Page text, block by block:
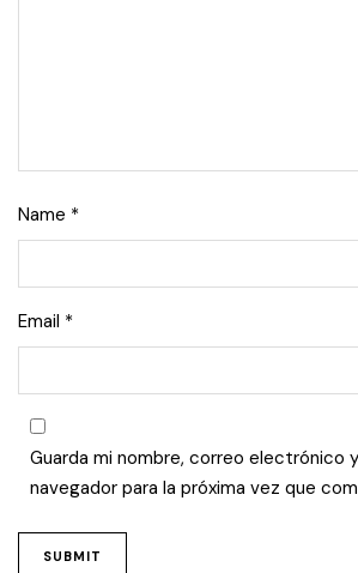
Name *
Email *
Guarda mi nombre, correo electrónico
navegador para la próxima vez que